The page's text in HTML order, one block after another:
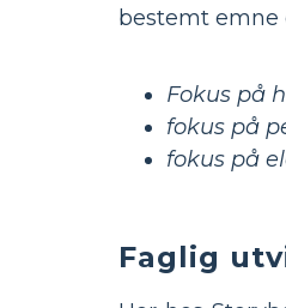
bestemt emne
Fokus på
fokus på
fokus på
Faglig